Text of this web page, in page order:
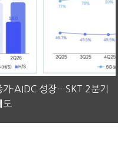
가·AIDC 성장…SKT 2분기
도